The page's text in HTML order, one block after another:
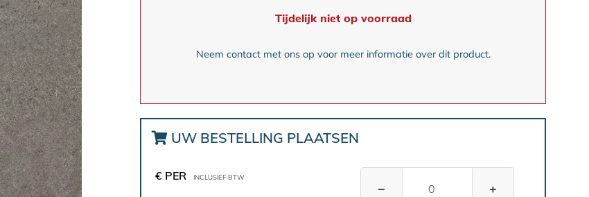
Tijdelijk niet op voorraad
Neem contact met ons op voor meer informatie over dit product.
UW BESTELLING PLAATSEN
€ PER INCLUSIEF BTW
− +